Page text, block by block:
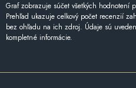
Graf zobrazuje súčet všetkých hodnotení
Prehľad ukazuje celkový počet recenzií
bez ohľadu na ich zdroj. Údaje sú
kompletné informácie.